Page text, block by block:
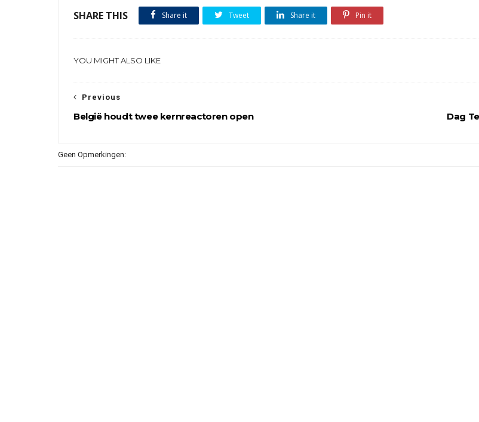
SHARE THIS Share it Tweet Share it Pin it
YOU MIGHT ALSO LIKE
Dag
Previous
België houdt twee kernreactoren open
Geen Opmerkingen: